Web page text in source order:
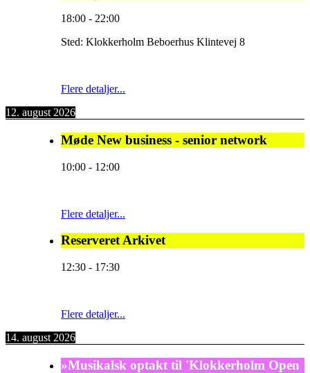
18:00 - 22:00
Sted: Klokkerholm Beboerhus Klintevej 8
Flere detaljer...
12. august 2026
Møde New business - senior network
10:00 - 12:00
Flere detaljer...
Reserveret Arkivet
12:30 - 17:30
Flere detaljer...
14. august 2026
»Musikalsk optakt til 'Klokkerholm Open